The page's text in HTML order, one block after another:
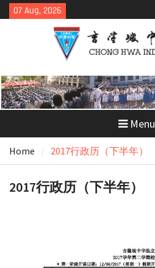
Skip
to
07 Aug, 2026
Menu
Home 2017行政历（下半年）
2017行政历（下半年）